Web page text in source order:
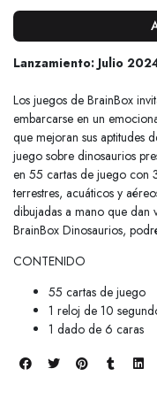
Lanzamiento: Julio
Los juegos de BrainBox
embarcarse en un
que mejoran sus aptitudes
juego sobre dinosaurios
en 55 cartas de juego con
terrestres, acuáticos y
dibujadas a mano que dan
BrainBox Dinosaurios,
CONTENIDO
55 cartas de juego
1 reloj de 10
1 dado de 6 caras